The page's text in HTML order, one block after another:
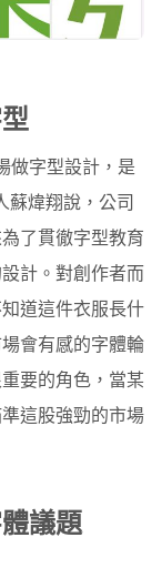
做字型設計，是
蘇煒翔說，公司
了貫徹字型教育
計。對創作者而
道這件衣服長什
會有感的字體輪
要的角色，當某
這股強勁的市場
議題